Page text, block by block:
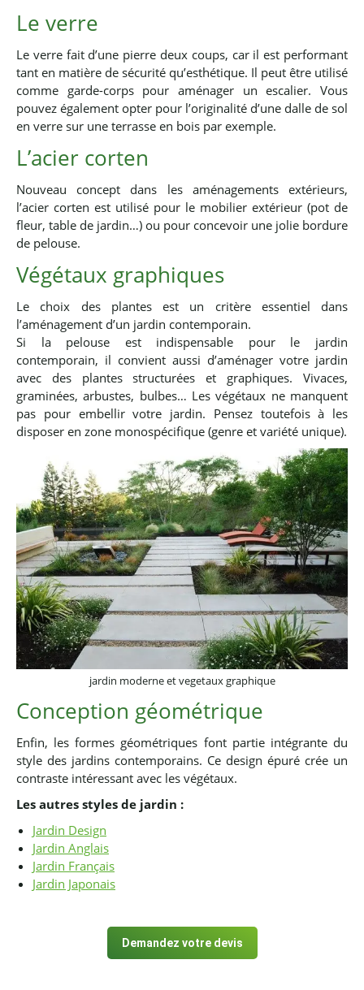
Le verre
Le verre fait d’une pierre deux coups, car il est performant
tant en matière de sécurité qu’esthétique. Il peut être utilisé
comme garde-corps pour aménager un escalier. Vous
pouvez également opter pour l’originalité d’une dalle de sol
en verre sur une terrasse en bois par exemple.
L’acier corten
Nouveau concept dans les aménagements extérieurs,
l’acier corten est utilisé pour le mobilier extérieur (pot de
fleur, table de jardin…) ou pour concevoir une jolie bordure
de pelouse.
Végétaux graphiques
Le choix des plantes est un critère essentiel dans
l’aménagement d’un jardin contemporain.
Si la pelouse est indispensable pour le jardin
contemporain, il convient aussi d’aménager votre jardin
avec des plantes structurées et graphiques. Vivaces,
graminées, arbustes, bulbes… Les végétaux ne manquent
pas pour embellir votre jardin. Pensez toutefois à les
disposer en zone monospécifique (genre et variété unique).
jardin moderne et vegetaux graphique
Conception géométrique
Enfin, les formes géométriques font partie intégrante du
style des jardins contemporains. Ce design épuré crée un
contraste intéressant avec les végétaux.
Les autres styles de jardin :
Jardin Design
Jardin Anglais
Jardin Français
Jardin Japonais
Demandez votre devis